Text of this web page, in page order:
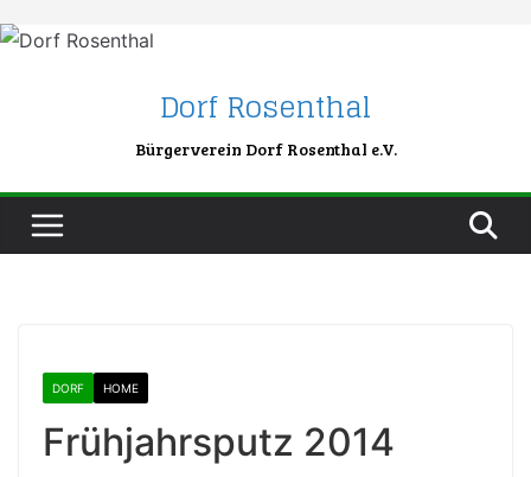
to
Dorf Rosenthal
Bürgerverein Dorf Rosenthal e.V.
DORF HOME
Frühjahrsputz 2014